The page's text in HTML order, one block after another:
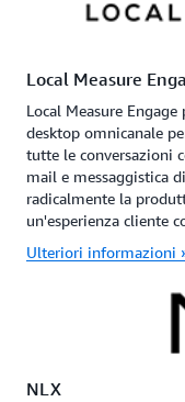
Local Measure
Local Measure
desktop omnicanale
tutte le conversazioni
mail e messaggistica
radicalmente la
un'esperienza cliente
Ulteriori informazioni
NLX